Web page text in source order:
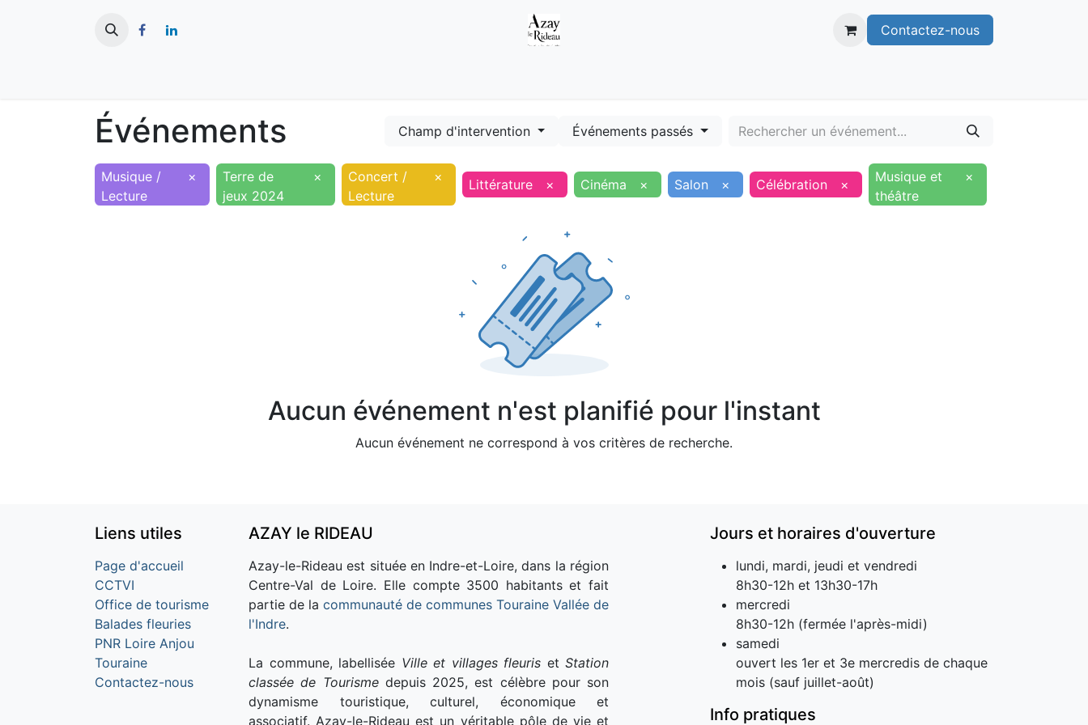
Contactez-nous
Événements Champ d'intervention Événements passés
Musique /
Lecture
×
Terre de
jeux 2024
×
Concert /
Lecture
× Littérature × Cinéma × Salon × Célébration ×
Musique et
théâtre
×
Aucun événement n'est planifié pour l'instant
Aucun événement ne correspond à vos critères de recherche.
Liens utiles
Page d'accueil
CCTVI
Office de tourisme
Balades fleuries
PNR Loire Anjou
Touraine
Contactez-nous
AZAY le RIDEAU
Azay-le-Rideau est située en Indre-et-Loire, dans la région
Centre-Val de Loire. Elle compte 3500 habitants et fait
partie de la communauté de communes Touraine Vallée de
l'Indre.
La commune, labellisée Ville et villages fleuris et Station
classée de Tourismedepuis 2025, est célèbre pour son
dynamisme touristique, culturel, économique et
associatif. Azay-le-Rideau est un véritable pôle de vie et
Jours et horaires d'ouverture
lundi, mardi, jeudi et vendredi
8h30-12h et 13h30-17h
mercredi
8h30-12h (fermée l'après-midi)
samedi
ouvert les 1er et 3e mercredis de chaque
mois (sauf juillet-août)
Info pratiques